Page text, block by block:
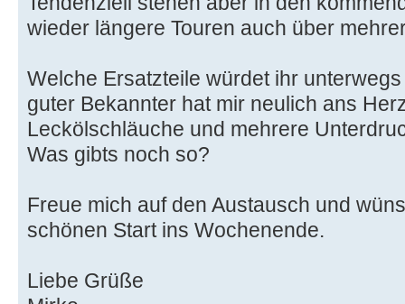
wieder längere Touren auch über
Welche Ersatzteile würdet ihr
guter Bekannter hat mir neulich ans
Leckölschläuche und mehrere
Was gibts noch so?
Freue mich auf den Austausch und
schönen Start ins Wochenende.
Liebe Grüße